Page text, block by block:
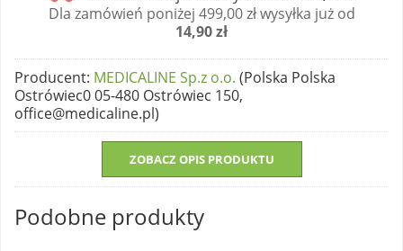
Dla zamówień poniżej 499,00 zł wysyłka już od
14,90 zł
Producent: MEDICALINE Sp.z o.o. (Polska Polska
Ostrówiec0 05-480 Ostrówiec 150,
office@medicaline.pl)
ZOBACZ OPIS PRODUKTU
Podobne produkty